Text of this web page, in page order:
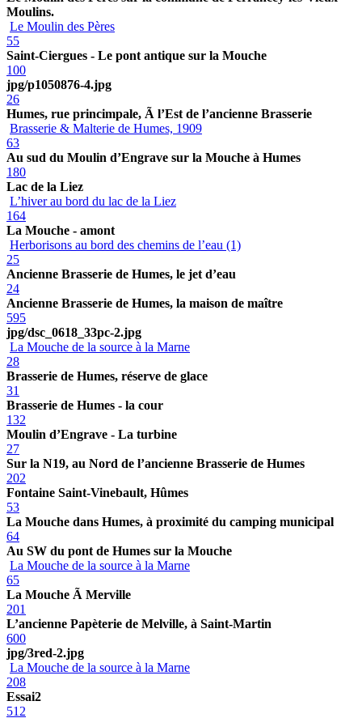
Moulins.
Le Moulin des Pères
55
Saint-Ciergues - Le pont antique sur la Mouche
100
jpg/p1050876-4.jpg
26
Humes, rue princimpale, Ã l’Est de l’ancienne Brasserie
Brasserie & Malterie de Humes, 1909
63
Au sud du Moulin d’Engrave sur la Mouche à Humes
180
Lac de la Liez
L’hiver au bord du lac de la Liez
164
La Mouche - amont
Herborisons au bord des chemins de l’eau (1)
25
Ancienne Brasserie de Humes, le jet d’eau
24
Ancienne Brasserie de Humes, la maison de maître
595
jpg/dsc_0618_33pc-2.jpg
La Mouche de la source à la Marne
28
Brasserie de Humes, réserve de glace
31
Brasserie de Humes - la cour
132
Moulin d’Engrave - La turbine
27
Sur la N19, au Nord de l’ancienne Brasserie de Humes
202
Fontaine Saint-Vinebault, Hûmes
53
La Mouche dans Humes, à proximité du camping municipal
64
Au SW du pont de Humes sur la Mouche
La Mouche de la source à la Marne
65
La Mouche Ã Merville
201
L’ancienne Papèterie de Melville, à Saint-Martin
600
jpg/3red-2.jpg
La Mouche de la source à la Marne
208
Essai2
512